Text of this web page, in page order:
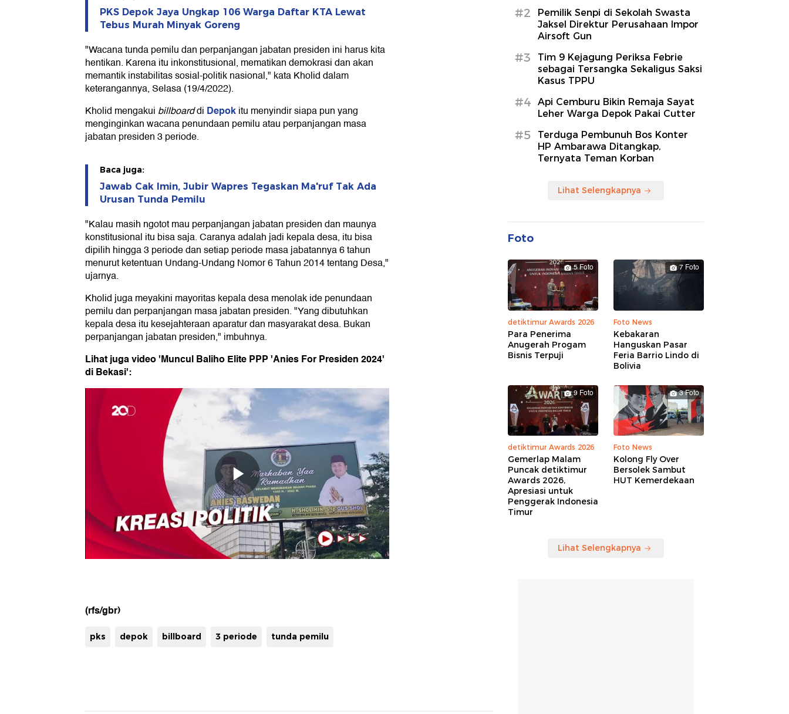
PKS Depok Jaya Ungkap 106 Warga Daftar KTA Lewat
Tebus Murah Minyak Goreng
"Wacana tunda pemilu dan perpanjangan jabatan presiden ini harus kita
hentikan. Karena itu inkonstitusional, mematikan demokrasi dan akan
memantik instabilitas sosial-politik nasional," kata Kholid dalam
keterangannya, Selasa (19/4/2022).
Kholid mengakui billboarddi Depokitu menyindir siapa pun yang
menginginkan wacana penundaan pemilu atau perpanjangan masa
jabatan presiden 3 periode.
Baca juga:
Jawab Cak Imin, Jubir Wapres Tegaskan Ma'ruf Tak Ada
Urusan Tunda Pemilu
"Kalau masih ngotot mau perpanjangan jabatan presiden dan maunya
konstitusional itu bisa saja. Caranya adalah jadi kepala desa, itu bisa
dipilih hingga 3 periode dan setiap periode masa jabatannya 6 tahun
menurut ketentuan Undang-Undang Nomor 6 Tahun 2014 tentang Desa,"
ujarnya.
Kholid juga meyakini mayoritas kepala desa menolak ide penundaan
pemilu dan perpanjangan masa jabatan presiden. "Yang dibutuhkan
kepala desa itu kesejahteraan aparatur dan masyarakat desa. Bukan
perpanjangan jabatan presiden," imbuhnya.
Lihat juga video 'Muncul Baliho Elite PPP 'Anies For Presiden 2024'
di Bekasi':
(rfs/gbr)
pks depok billboard 3 periode tunda pemilu
#2
Pemilik Senpi di Sekolah Swasta
Jaksel Direktur Perusahaan Impor
Airsoft Gun
#3
Tim 9 Kejagung Periksa Febrie
sebagai Tersangka Sekaligus Saksi
Kasus TPPU
#4
Api Cemburu Bikin Remaja Sayat
Leher Warga Depok Pakai Cutter
#5
Terduga Pembunuh Bos Konter
HP Ambarawa Ditangkap,
Ternyata Teman Korban
Lihat Selengkapnya
Foto
5 Foto
detiktimur Awards 2026
Para Penerima
Anugerah Progam
Bisnis Terpuji
7 Foto
Foto News
Kebakaran
Hanguskan Pasar
Feria Barrio Lindo di
Bolivia
9 Foto
detiktimur Awards 2026
Gemerlap Malam
Puncak detiktimur
Awards 2026,
Apresiasi untuk
Penggerak Indonesia
Timur
3 Foto
Foto News
Kolong Fly Over
Bersolek Sambut
HUT Kemerdekaan
Lihat Selengkapnya